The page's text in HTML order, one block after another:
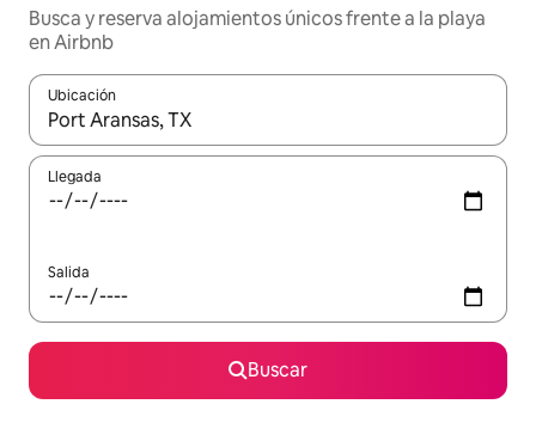
Busca y reserva alojamientos únicos frente a la playa
en Airbnb
Ubicación
Cuando los resultados estén disponibles, navega con las
Llegada
Salida
Buscar